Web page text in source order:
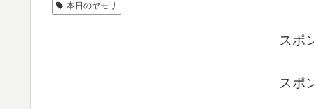
本日のヤモリ
スポ
スポ